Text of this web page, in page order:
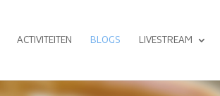
ACTIVITEITEN BLOGS LIVESTREAM